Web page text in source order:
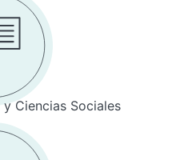
Ciencias Sociales